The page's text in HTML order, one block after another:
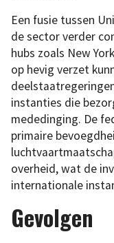
Een fusie tussen
de sector verder
hubs zoals New
op hevig verzet
instanties die
mededinging. De
primaire
overheid, wat de
internationale
Gevolgen